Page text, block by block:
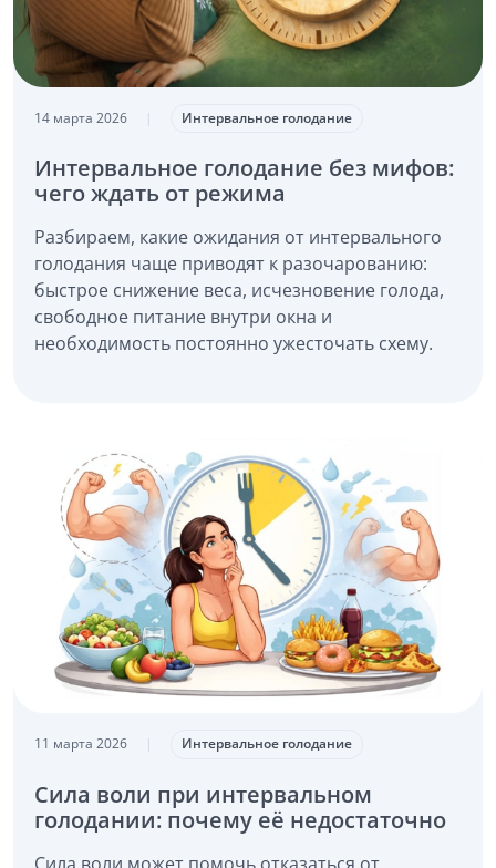
14 марта 2026 | Интервальное голодание
Интервальное голодание без мифов:
чего ждать от режима
Разбираем, какие ожидания от интервального
голодания чаще приводят к разочарованию:
быстрое снижение веса, исчезновение голода,
свободное питание внутри окна и
необходимость постоянно ужесточать схему.
11 марта 2026 | Интервальное голодание
Сила воли при интервальном
голодании: почему её недостаточно
Сила воли может помочь отказаться от